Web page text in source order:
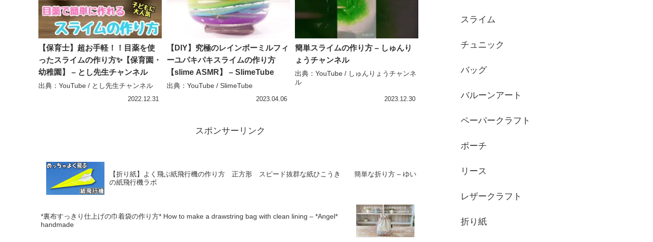
【保育士】超お手軽！！目薬を使
ったスライムの作り方✨【保育園・
幼稚園】 – とし先生チャンネル
出典：YouTube / とし先生チャンネル
2022.12.31
【DIY】究極のレインボーミルフィ
ーユパキパキスライムの作り方
【slime ASMR】 – SlimeTube
出典：YouTube / SlimeTube
2023.04.06
簡単スライムの作り方 – しゅんり
ょうチャンネル
出典：YouTube / しゅんりょうチャンネ
ル
2023.12.30
スポンサーリンク
【折り紙】よく飛ぶ紙飛行機の作り方 正方形 スピード抜群な紙ひこうき 簡単な折り方 – ゆい
の紙飛行機ラボ
*裏布すっきり仕上げの巾着袋の作り方* How to make a drawstring bag with clean lining – *Angel*
handmade
スライム
チュニック
バッグ
バルーンアート
ペーパークラフト
ポーチ
リース
レザークラフト
折り紙